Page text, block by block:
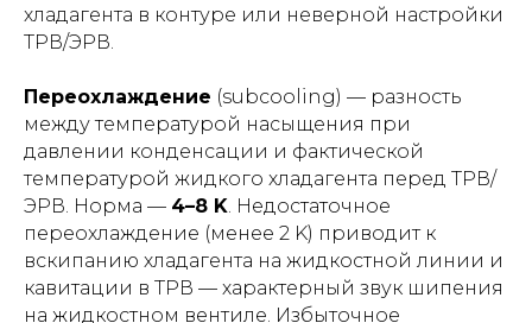
хладагента в контуре или неверной настройки
ТРВ/ЭРВ.
Переохлаждение (subcooling) — разность
между температурой насыщения при
давлении конденсации и фактической
температурой жидкого хладагента перед ТРВ/
ЭРВ. Норма — 4–8 K. Недостаточное
переохлаждение (менее 2 K) приводит к
вскипанию хладагента на жидкостной линии и
кавитации в ТРВ — характерный звук шипения
на жидкостном вентиле. Избыточное